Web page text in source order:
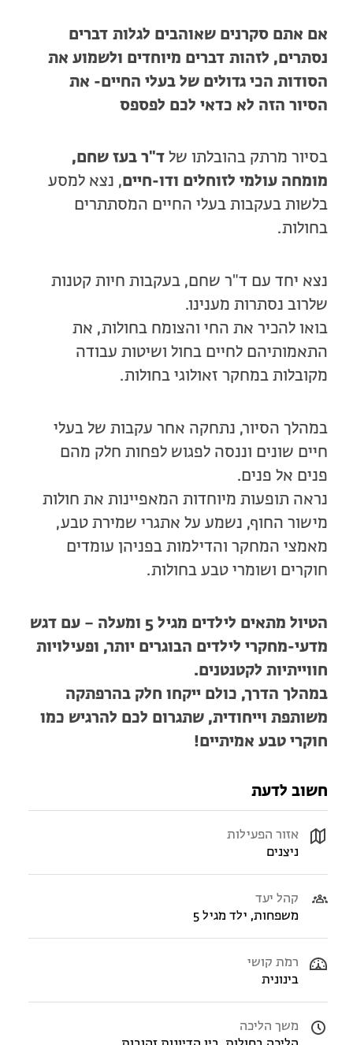
אם אתם סקרנים שאוהבים לגלות דברים
נסתרים, לזהות דברים מיוחדים ולשמוע את
הסודות הכי גדולים של בעלי החיים- את
הסיור הזה לא כדאי לכם לפספס
בסיור מרתק בהובלתו של ד"ר בעז שחם,
מומחה עולמי לזוחלים ודו-חיים, נצא למסע
בלשות בעקבות בעלי החיים המסתתרים
בחולות.
נצא יחד עם ד"ר שחם, בעקבות חיות קטנות
שלרוב נסתרות מענינו.
בואו להכיר את החי והצומח בחולות, את
התאמותיהם לחיים בחול ושיטות עבודה
מקובלות במחקר זאולוגי בחולות.
במהלך הסיור, נתחקה אחר עקבות של בעלי
חיים שונים וננסה לפגוש לפחות חלק מהם
פנים אל פנים.
נראה תופעות מיוחדות המאפיינות את חולות
מישור החוף, נשמע על אתגרי שמירת טבע,
מאמצי המחקר והדילמות בפניהן עומדים
חוקרים ושומרי טבע בחולות.
הטיול מתאים לילדים מגיל 5 ומעלה – עם דגש
מדעי-מחקרי לילדים הבוגרים יותר, ופעילויות
חווייתיות לקטנטנים.
במהלך הדרך, כולם ייקחו חלק בהרפתקה
משותפת וייחודית, שתגרום לכם להרגיש כמו
חוקרי טבע אמיתיים!
חשוב לדעת
אזור הפעילות
ניצנים
קהל יעד
משפחות, ילד מגיל 5
רמת קושי
בינונית
משך הליכה